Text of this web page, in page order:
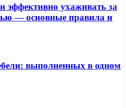
эффективно ухаживать за
— основные правила и
выполненных в одном